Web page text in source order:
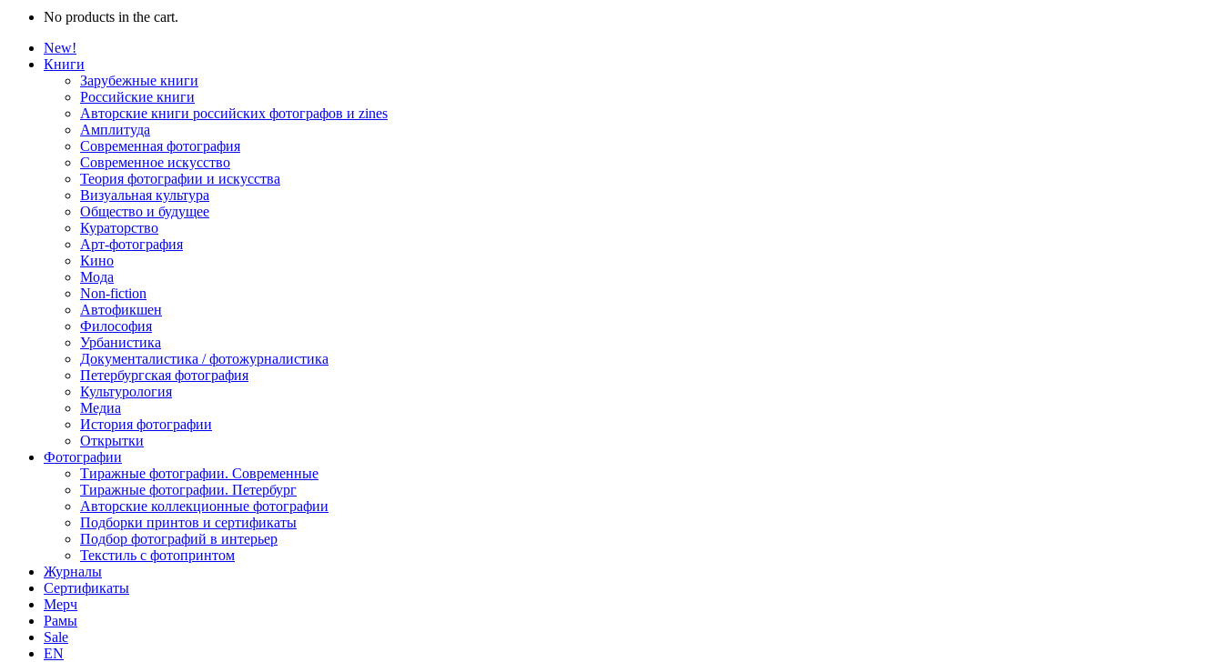
No products in the cart.
New!
Книги
Зарубежные книги
Российские книги
Авторские книги российских фотографов и zines
Амплитуда
Современная фотография
Современное искусство
Теория фотографии и искусства
Визуальная культура
Общество и будущее
Кураторство
Арт-фотография
Кино
Мода
Non-fiction
Автофикшен
Философия
Урбанистика
Документалистика / фотожурналистика
Петербургская фотография
Культурология
Медиа
История фотографии
Открытки
Фотографии
Тиражные фотографии. Современные
Тиражные фотографии. Петербург
Авторские коллекционные фотографии
Подборки принтов и сертификаты
Подбор фотографий в интерьер
Текстиль с фотопринтом
Журналы
Сертификаты
Мерч
Рамы
Sale
EN